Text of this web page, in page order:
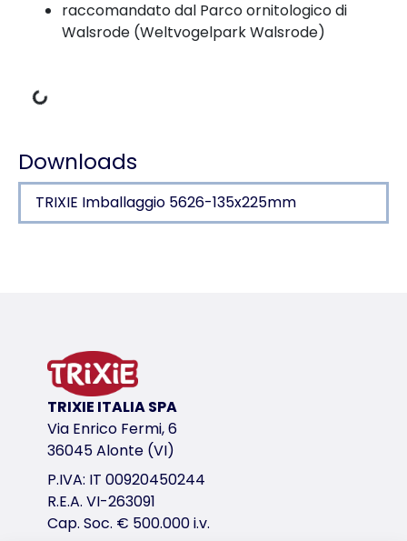
raccomandato dal Parco ornitologico di
Walsrode (Weltvogelpark Walsrode)
Dati di carico
Downloads
TRIXIE Imballaggio 5626-135x225mm
raccomandato dal Parco ornitologico di
variante di prodotto
variante di prodotto: numero unico del
per es.
canarini, fringuelli zebra
Contenuto/Peso
50 gr.
TRIXIE ITALIA SPA
Via Enrico Fermi, 6
36045 Alonte (VI)
P.IVA: IT 00920450244
R.E.A. VI-263091
Cap. Soc. € 500.000 i.v.